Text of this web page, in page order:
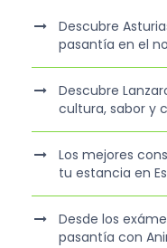
Descubre
pasantía en el
Descubre
cultura, sabor y
Los mejores
tu estancia en
Desde los
pasantía con